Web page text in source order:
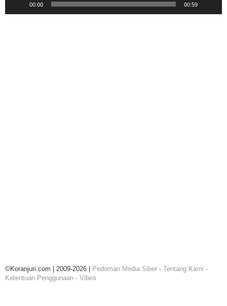
00:00 00:59
©Koranjuri.com | 2009-2026 | Pedoman Media Siber · Tentang Kami ·
Ketentuan Penggunaan · Vibes